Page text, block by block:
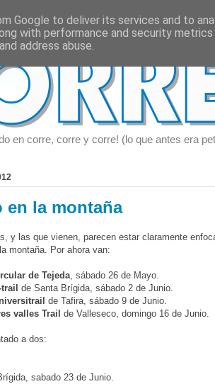
en corre, corre y corre! (lo que antes era
en la montaña
y las que vienen, parecen estar claramente
montaña. Por ahora van:
de Tejeda, sábado 26 de Mayo.
trail de Santa Brígida, sábado 2 de Junio.
de Tafira, sábado 9 de Junio.
valles Trail de Valleseco, domingo 16 de Junio.
a dos:
sabado 23 de Junio.
Google to deliver its services and to
with performance and security
address abuse.